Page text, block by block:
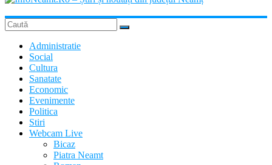
InfoNeamt.Ro
Știri
noutăți
din
județul
Neamț
Administratie
Social
Cultura
Sanatate
Economic
Evenimente
Politica
Stiri
Webcam Live
Bicaz
Piatra Neamt